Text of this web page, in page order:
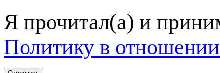
Я прочитал(а) и
Политику в